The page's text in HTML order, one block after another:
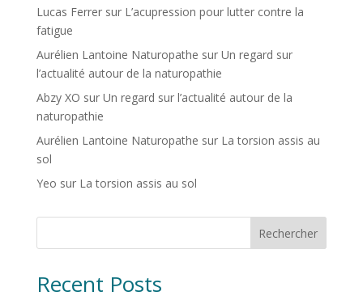
Lucas Ferrersur L’acupression pour lutter contre la
fatigue
Aurélien Lantoine Naturopathe sur Un regard sur
l’actualité autour de la naturopathie
Abzy XO sur Un regard sur l’actualité autour de la
naturopathie
Aurélien Lantoine Naturopathe sur La torsion assis au
sol
Yeo sur La torsion assis au sol
Rechercher
Recent Posts